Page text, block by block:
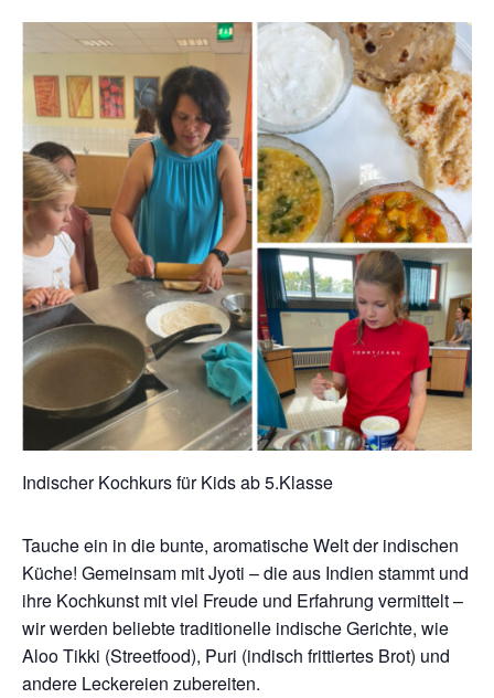
Indischer Kochkurs für Kids ab 5.Klasse
Tauche ein in die bunte, aromatische Welt der indischen
Küche! Gemeinsam mit Jyoti – die aus Indien stammt und
ihre Kochkunst mit viel Freude und Erfahrung vermittelt –
wir werden beliebte traditionelle indische Gerichte, wie
Aloo Tikki (Streetfood), Puri (indisch frittiertes Brot) und
andere Leckereien zubereiten.